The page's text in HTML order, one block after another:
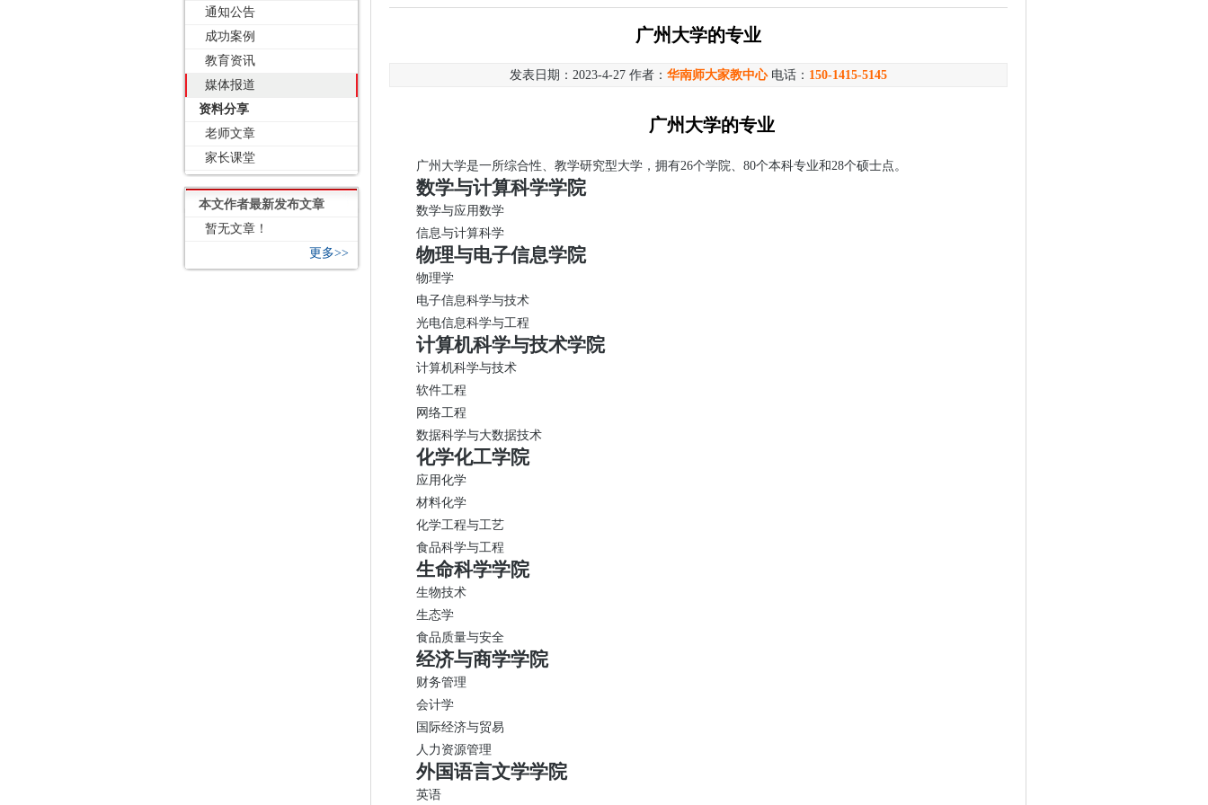
通知公告
成功案例
教育资讯
媒体报道
资料分享
老师文章
家长课堂
本文作者最新发布文章
暂无文章！
更多>>
广州大学的专业
发表日期：2023-4-27 作者： 华南师大家教中心电话： 150-1415-5145
广州大学的专业
广州大学是一所综合性、教学研究型大学，拥有26个学院、80个本科专业和28个硕士点。
数学与计算科学学院
数学与应用数学
信息与计算科学
物理与电子信息学院
物理学
电子信息科学与技术
光电信息科学与工程
计算机科学与技术学院
计算机科学与技术
软件工程
网络工程
数据科学与大数据技术
化学化工学院
应用化学
材料化学
化学工程与工艺
食品科学与工程
生命科学学院
生物技术
生态学
食品质量与安全
经济与商学学院
财务管理
会计学
国际经济与贸易
人力资源管理
外国语言文学学院
英语